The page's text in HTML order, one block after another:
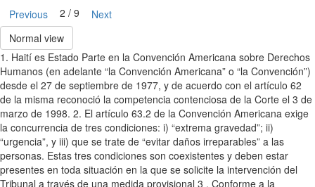
Previous 2 / 9
Next
Normal view
1. Haití es Estado Parte en la Convención Americana sobre Derechos
Humanos (en adelante “la Convención Americana” o “la Convención”)
desde el 27 de septiembre de 1977, y de acuerdo con el artículo 62
de la misma reconoció la competencia contenciosa de la Corte el 3 de
marzo de 1998. 2. El artículo 63.2 de la Convención Americana exige
la concurrencia de tres condiciones: i) “extrema gravedad”; ii)
“urgencia”, y iii) que se trate de “evitar daños irreparables” a las
personas. Estas tres condiciones son coexistentes y deben estar
presentes en toda situación en la que se solicite la intervención del
Tribunal a través de una medida provisional 3 . Conforme a la